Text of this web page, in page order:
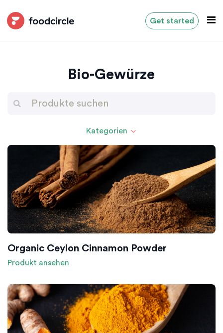
Get started
Bio-Gewürze
Kategorien
Organic Ceylon Cinnamon Powder
Produkt ansehen